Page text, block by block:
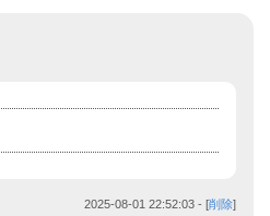
2025-08-01 22:52:03 - [削除]